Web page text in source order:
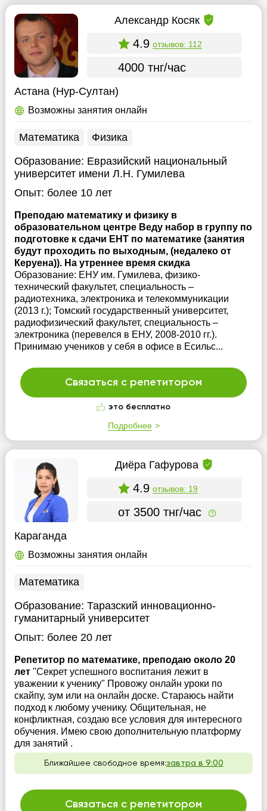
Александр Косяк
4.9 отзывов: 112
4000 тнг/час
Астана (Нур-Султан)
Возможны занятия онлайн
Математика
Физика
Образование: Евразийский национальный
университет имени Л.Н. Гумилева
Опыт: более 10 лет
Преподаю математику и физику в
образовательном центре Веду набор в группу по
подготовке к сдачи ЕНТ по математике (занятия
будут проходить по выходным, (недалеко от
Керуена)). На утреннее время скидка
Образование: ЕНУ им. Гумилева, физико-
технический факультет, специальность –
радиотехника, электроника и телекоммуникации
(2013 г.); Томский государственный университет,
радиофизический факультет, специальность –
электроника (перевелся в ЕНУ, 2008-2010 гг.).
Принимаю учеников у себя в офисе в Есильс...
Связаться с репетитором
это бесплатно
Подробнее
Диёра Гафурова
4.9 отзывов: 19
от 3500 тнг/час
Караганда
Возможны занятия онлайн
Математика
Образование: Таразский инновационно-
гуманитарный университет
Опыт: более 20 лет
Репетитор по математике, преподаю около 20
лет "Секрет успешного воспитания лежит в
уважении к ученику" Провожу онлайн уроки по
скайпу, зум или на онлайн доске. Стараюсь найти
подход к любому ученику. Общительная, не
конфликтная, создаю все условия для интересного
обучения. Имею свою дополнительную платформу
для занятий .
Ближайшее свободное время:завтра в 9:00
Связаться с репетитором